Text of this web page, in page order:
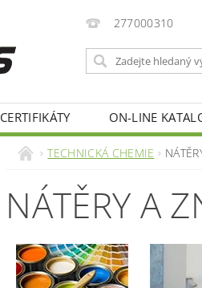
277000310
CERTIFIKÁTY ON-LINE
TECHNICKÁ CHEMIE
NÁTĚRY A